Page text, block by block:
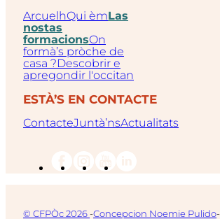
ArcuelhQui èmLas
nostas
formacionsOn
formà’s pròche de
casa ?Descobrir e
apregondir l'occitan
ESTÀ’S EN CONTACTE
ContacteJuntà’nsActualitats
© CFPÒc 2026-Concepcion Noemie Pulido-